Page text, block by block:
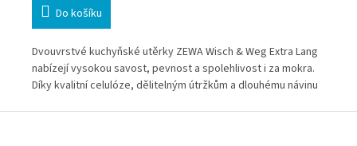
Do košíku
Dvouvrstvé kuchyňské utěrky ZEWA Wisch & Weg Extra Lang
nabízejí vysokou savost, pevnost a spolehlivost i za mokra.
Díky kvalitní celulóze, dělitelným útržkům a dlouhému návinu